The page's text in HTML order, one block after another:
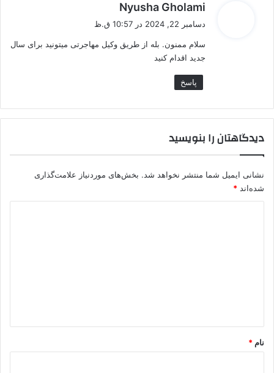
Nyusha Gholami
ف
:
دسامبر 22, 2024 در 10:57 ق.ظ
سلام ممنون. بله از طریق وکیل مهاجرتی میتونید برای سال
جدید اقدام کنید
پاسخ
دیدگاهتان را بنویسید
نشانی ایمیل شما منتشر نخواهد شد. بخش‌های موردنیاز علامت‌گذاری
شده‌اند *
نام *